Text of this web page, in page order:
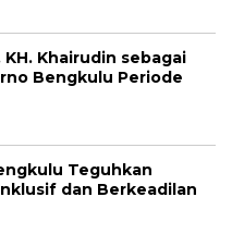
Khairudin sebagai
Bengkulu Periode
Teguhkan
dan Berkeadilan